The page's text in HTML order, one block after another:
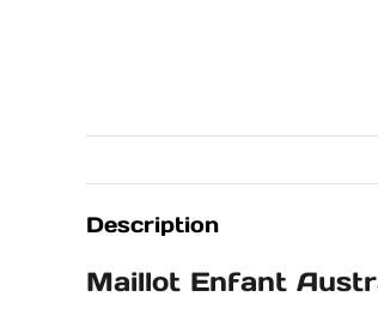
Description
Maillot Enfant